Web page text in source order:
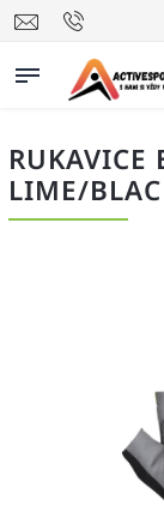
RUKAVICE
LIME/